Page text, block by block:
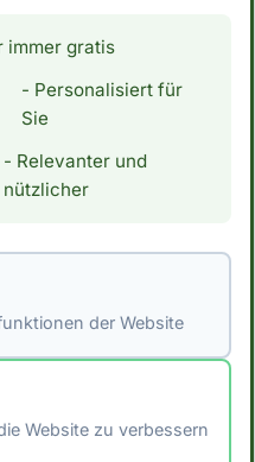
probiotische
pro
im
das Immunsystem
immer gratis
- Personalisiert für
Sie
- Relevanter und
nützlicher
der Website
Website zu verbessern